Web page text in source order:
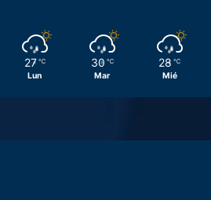
27 ℃
Lun
30 ℃
Mar
28 ℃
Mié